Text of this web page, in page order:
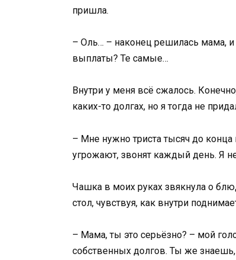
пришла.
– Оль… – наконец решилась мама,
выплаты? Те самые…
Внутри у меня всё сжалось.
каких-то долгах, но я тогда не
– Мне нужно триста тысяч до
угрожают, звонят каждый день. Я
Чашка в моих руках звякнула о
стол, чувствуя, как внутри
– Мама, ты это серьёзно? – мой
собственных долгов. Ты же